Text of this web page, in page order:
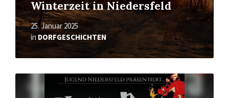
Winterzeit in Niedersfeld
25. Januar 2025
in DORFGESCHICHTEN
Mehr
erfahren